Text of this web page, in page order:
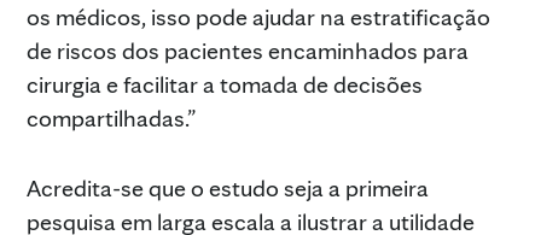
os médicos, isso pode ajudar na estratificação
de riscos dos pacientes encaminhados para
cirurgia e facilitar a tomada de decisões
compartilhadas.”
Acredita-se que o estudo seja a primeira
pesquisa em larga escala a ilustrar a utilidade